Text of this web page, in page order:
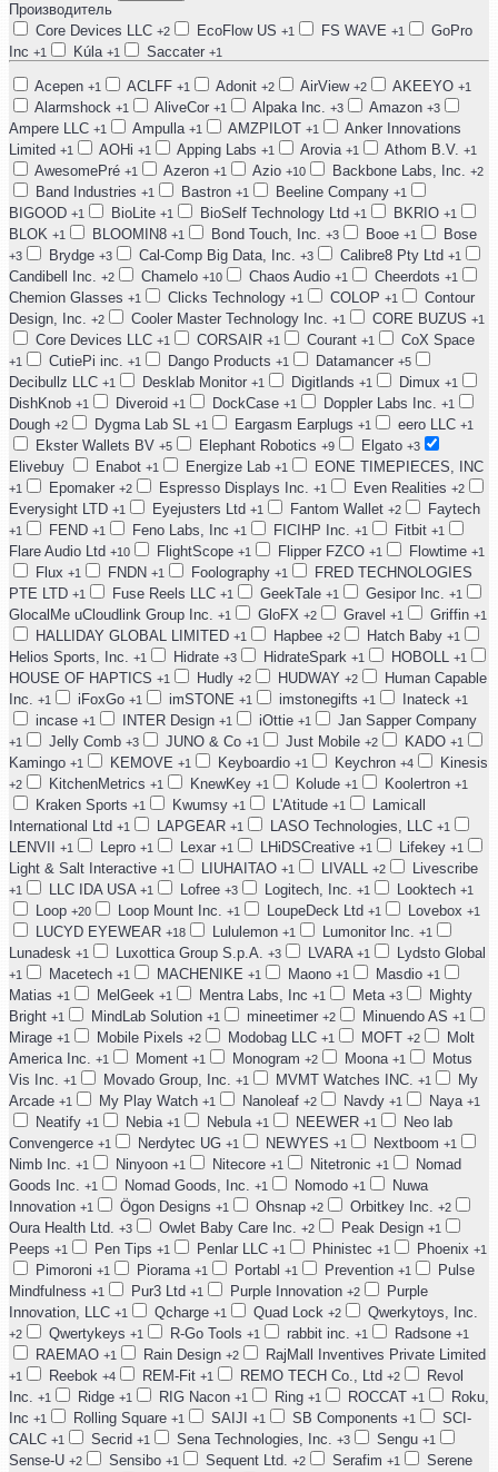
Производитель
Core Devices LLC +2 EcoFlow US +1 FS WAVE +1
GoPro
Inc +1 Kúla +1 Saccater +1
Acepen +1 ACLFF +1 Adonit +2 AirView +2 AKEEYO +1
Alarmshock +1 AliveCor +1 Alpaka Inc. +3 Amazon +3
Ampere LLC +1 Ampulla +1 AMZPILOT +1
Anker Innovations
Limited +1 AOHi +1 Apping Labs +1 Arovia +1 Athom B.V. +1
AwesomePré +1 Azeron +1 Azio +10 Backbone Labs, Inc. +2
Band Industries +1 Bastron +1 Beeline Company +1
BIGOOD +1 BioLite +1 BioSelf Technology Ltd +1 BKRIO +1
BLOK +1 BLOOMIN8 +1 Bond Touch, Inc. +3 Booe +1 Bose
+3 Brydge +3 Cal-Comp Big Data, Inc. +3 Calibre8 Pty Ltd +1
Candibell Inc. +2 Chamelo +10 Chaos Audio +1 Cheerdots +1
Chemion Glasses +1 Clicks Technology +1 COLOP +1
Contour
Design, Inc. +2 Cooler Master Technology Inc. +1 CORE BUZUS +1
Core Devices LLC +1 CORSAIR +1 Courant +1 CoX Space
+1 CutiePi inc. +1 Dango Products +1 Datamancer +5
Decibullz LLC +1 Desklab Monitor +1 Digitlands +1 Dimux +1
DishKnob +1 Diveroid +1 DockCase +1 Doppler Labs Inc. +1
Dough +2 Dygma Lab SL +1 Eargasm Earplugs +1 eero LLC +1
Ekster Wallets BV +5 Elephant Robotics +9 Elgato +3
Elivebuy Enabot +1 Energize Lab +1 EONE TIMEPIECES, INC
+1 Epomaker +2 Espresso Displays Inc. +1 Even Realities +2
Everysight LTD +1 Eyejusters Ltd +1 Fantom Wallet +2 Faytech
+1 FEND +1 Feno Labs, Inc +1 FICIHP Inc. +1 Fitbit +1
Flare Audio Ltd +10 FlightScope +1 Flipper FZCO +1 Flowtime +1
Flux +1 FNDN +1 Foolography +1
FRED TECHNOLOGIES
PTE LTD +1 Fuse Reels LLC +1 GeekTale +1 Gesipor Inc. +1
GlocalMe uCloudlink Group Inc. +1 GloFX +2 Gravel +1 Griffin +1
HALLIDAY GLOBAL LIMITED +1 Hapbee +2 Hatch Baby +1
Helios Sports, Inc. +1 Hidrate +3 HidrateSpark +1 HOBOLL +1
HOUSE OF HAPTICS +1 Hudly +2 HUDWAY +2
Human Capable
Inc. +1 iFoxGo +1 imSTONE +1 imstonegifts +1 Inateck +1
incase +1 INTER Design +1 iOttie +1 Jan Sapper Company
+1 Jelly Comb +3 JUNO & Co +1 Just Mobile +2 KADO +1
Kamingo +1 KEMOVE +1 Keyboardio +1 Keychron +4 Kinesis
+2 KitchenMetrics +1 KnewKey +1 Kolude +1 Koolertron +1
Kraken Sports +1 Kwumsy +1 L'Atitude +1
Lamicall
International Ltd +1 LAPGEAR +1 LASO Technologies, LLC +1
LENVII +1 Lepro +1 Lexar +1 LHiDSCreative +1 Lifekey +1
Light & Salt Interactive +1 LIUHAITAO +1 LIVALL +2 Livescribe
+1 LLC IDA USA +1 Lofree +3 Logitech, Inc. +1 Looktech +1
Loop +20 Loop Mount Inc. +1 LoupeDeck Ltd +1 Lovebox +1
LUCYD EYEWEAR +18 Lululemon +1 Lumonitor Inc. +1
Lunadesk +1 Luxottica Group S.p.A. +3 LVARA +1 Lydsto Global
+1 Macetech +1 MACHENIKE +1 Maono +1 Masdio +1
Matias +1 MelGeek +1 Mentra Labs, Inc +1 Meta +3
Mighty
Bright +1 MindLab Solution +1 mineetimer +2 Minuendo AS +1
Mirage +1 Mobile Pixels +2 Modobag LLC +1 MOFT +2
Molt
America Inc. +1 Moment +1 Monogram +2 Moona +1
Motus
Vis Inc. +1 Movado Group, Inc. +1 MVMT Watches INC. +1
My
Arcade +1 My Play Watch +1 Nanoleaf +2 Navdy +1 Naya +1
Neatify +1 Nebia +1 Nebula +1 NEEWER +1
Neo lab
Convengerce +1 Nerdytec UG +1 NEWYES +1 Nextboom +1
Nimb Inc. +1 Ninyoon +1 Nitecore +1 Nitetronic +1
Nomad
Goods Inc. +1 Nomad Goods, Inc. +1 Nomodo +1
Nuwa
Innovation +1 Ögon Designs +1 Ohsnap +2 Orbitkey Inc. +2
Oura Health Ltd. +3 Owlet Baby Care Inc. +2 Peak Design +1
Peeps +1 Pen Tips +1 Penlar LLC +1 Phinistec +1 Phoenix +1
Pimoroni +1 Piorama +1 Portabl +1 Prevention +1
Pulse
Mindfulness +1 Pur3 Ltd +1 Purple Innovation +2
Purple
Innovation, LLC +1 Qcharge +1 Quad Lock +2 Qwerkytoys, Inc.
+2 Qwertykeys +1 R-Go Tools +1 rabbit inc. +1 Radsone +1
RAEMAO +1 Rain Design +2 RajMall Inventives Private Limited
+1 Reebok +4 REM-Fit +1 REMO TECH Co., Ltd +2
Revol
Inc. +1 Ridge +1 RIG Nacon +1 Ring +1 ROCCAT +1
Roku,
Inc +1 Rolling Square +1 SAIJI +1 SB Components +1
SCI-
CALC +1 Secrid +1 Sena Technologies, Inc. +3 Sengu +1
Sense-U +2 Sensibo +1 Sequent Ltd. +2 Serafim +1
Serene